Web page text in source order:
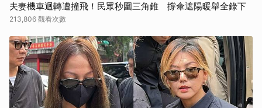
夫妻機車迴轉遭撞飛！民眾秒圍三角錐 撐傘遮陽暖舉全錄下
213,806 觀看次數